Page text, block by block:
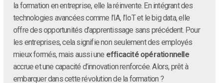
la formation en entreprise, elle la réinvente. En intégrant des
technologies avancées comme l’IA, l’IoT et le big data, elle
offre des opportunités d’apprentissage sans précédent. Pour
les entreprises, cela signifie non seulement des employés
mieux formés, mais aussi une efficacité opérationnelle
accrue et une capacité d’innovation renforcée. Alors, prêt à
embarquer dans cette révolution de la formation ?